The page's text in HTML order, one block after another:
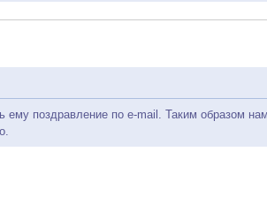
поздравление по e-mail. Таким образом